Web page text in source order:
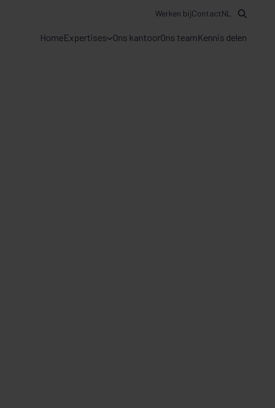
HomeExpertises Ons kantoorOns teamKennis delen
Werken bijContactNL